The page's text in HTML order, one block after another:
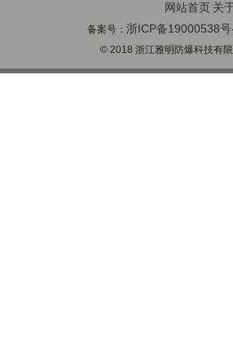
网站首页 关
备案号：浙ICP备19000538
© 2018 浙江雅明防爆科技有